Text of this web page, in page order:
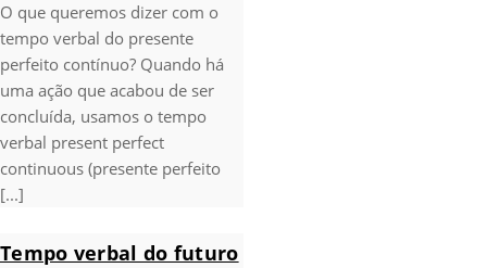
O que queremos dizer com o
tempo verbal do presente
perfeito contínuo? Quando há
uma ação que acabou de ser
concluída, usamos o tempo
verbal present perfect
continuous (presente perfeito
[...]
Tempo verbal do futuro